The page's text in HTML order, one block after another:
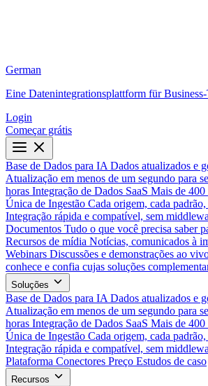
German
Eine Datenintegrationsplattform für Business-
Login
Começar grátis
Base de Dados para IA Dados atualizados e
Atualização em menos de um segundo para
horas Integração de Dados SaaS Mais de 400
Única de Ingestão Cada origem, cada
Integração rápida e compatível, sem
Documentos Tudo o que você precisa saber
Recursos de mídia Notícias, comunicados à
Webinars Discussões e demonstrações ao
conhece e confia cujas soluções
Soluções
Base de Dados para IA Dados atualizados e
Atualização em menos de um segundo para
horas Integração de Dados SaaS Mais de 400
Única de Ingestão Cada origem, cada
Integração rápida e compatível, sem
Plataforma Conectores Preço Estudos de caso
Recursos